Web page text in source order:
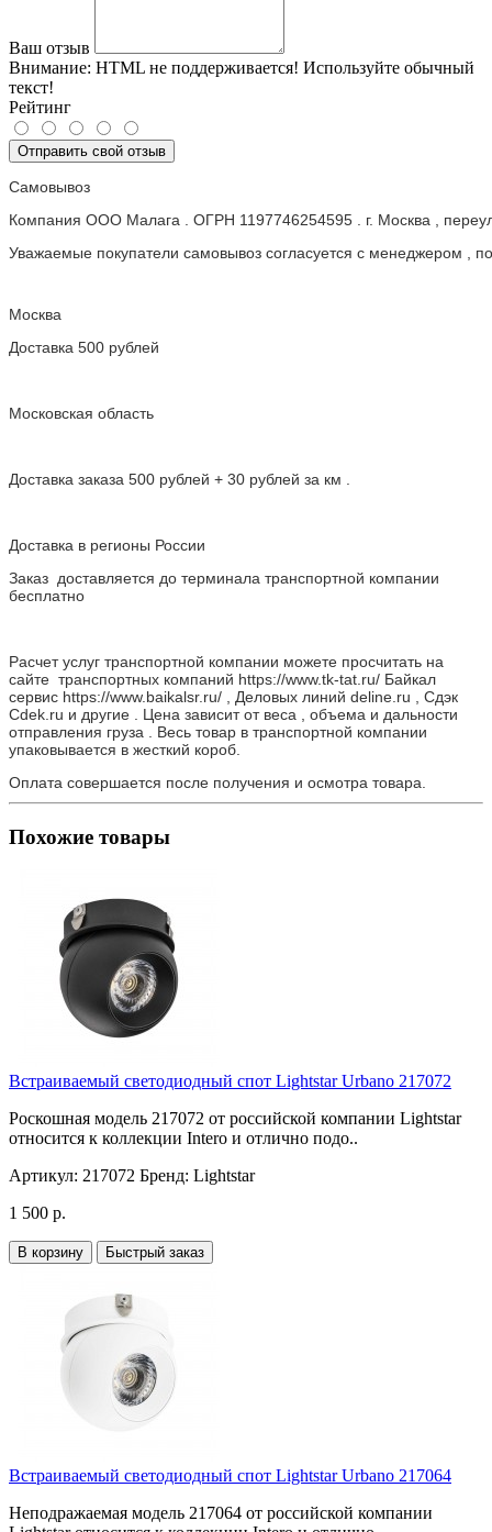
Ваш отзыв
Внимание: HTML не поддерживается! Используйте обычный
текст!
Рейтинг
Отправить свой отзыв
Самовывоз
Компания ООО Малага . ОГРН 1197746254595 . г. Москва ,
Уважаемые покупатели самовывоз согласуется с менеджером ,
Москва
Доставка 500 рублей
Московская область
Доставка заказа 500 рублей + 30 рублей за км .
Доставка в регионы России
Заказ доставляется до терминала транспортной компании
бесплатно
Расчет услуг транспортной компании можете просчитать на
сайте транспортных компаний https://www.tk-tat.ru/ Байкал
сервис https://www.baikalsr.ru/ , Деловых линий deline.ru , Сдэк
Cdek.ru и другие . Цена зависит от веса , объема и дальности
отправления груза . Весь товар в транспортной компании
упаковывается в жесткий короб.
Оплата совершается после получения и осмотра товара.
Похожие товары
Встраиваемый светодиодный спот Lightstar Urbano 217072
Роскошная модель 217072 от российской компании Lightstar
относится к коллекции Intero и отлично подо..
Артикул: 217072 Бренд: Lightstar
1 500 р.
В корзину Быстрый заказ
Встраиваемый светодиодный спот Lightstar Urbano 217064
Неподражаемая модель 217064 от российской компании